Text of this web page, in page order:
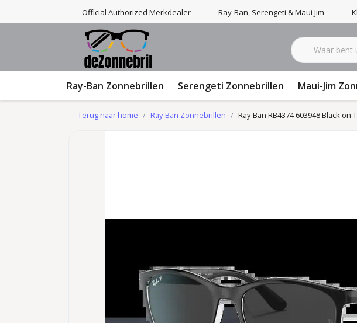
Official Authorized Merkdealer Ray-Ban, Serengeti & Maui Jim
Ray-Ban Zonnebrillen Serengeti Zonnebrillen Maui-Jim
Terug naar home Ray-Ban Zonnebrillen Ray-Ban RB4374 603948 Black on